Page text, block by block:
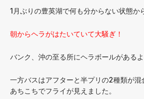
1月ぶりの豊英湖で何も分からない状態か
朝からヘラがはたいていて大騒ぎ！
バンク、沖の至る所にヘラボールがあるよ
一方バスはアフターと半プリの2種類が混
あちこちでフライが見えました。